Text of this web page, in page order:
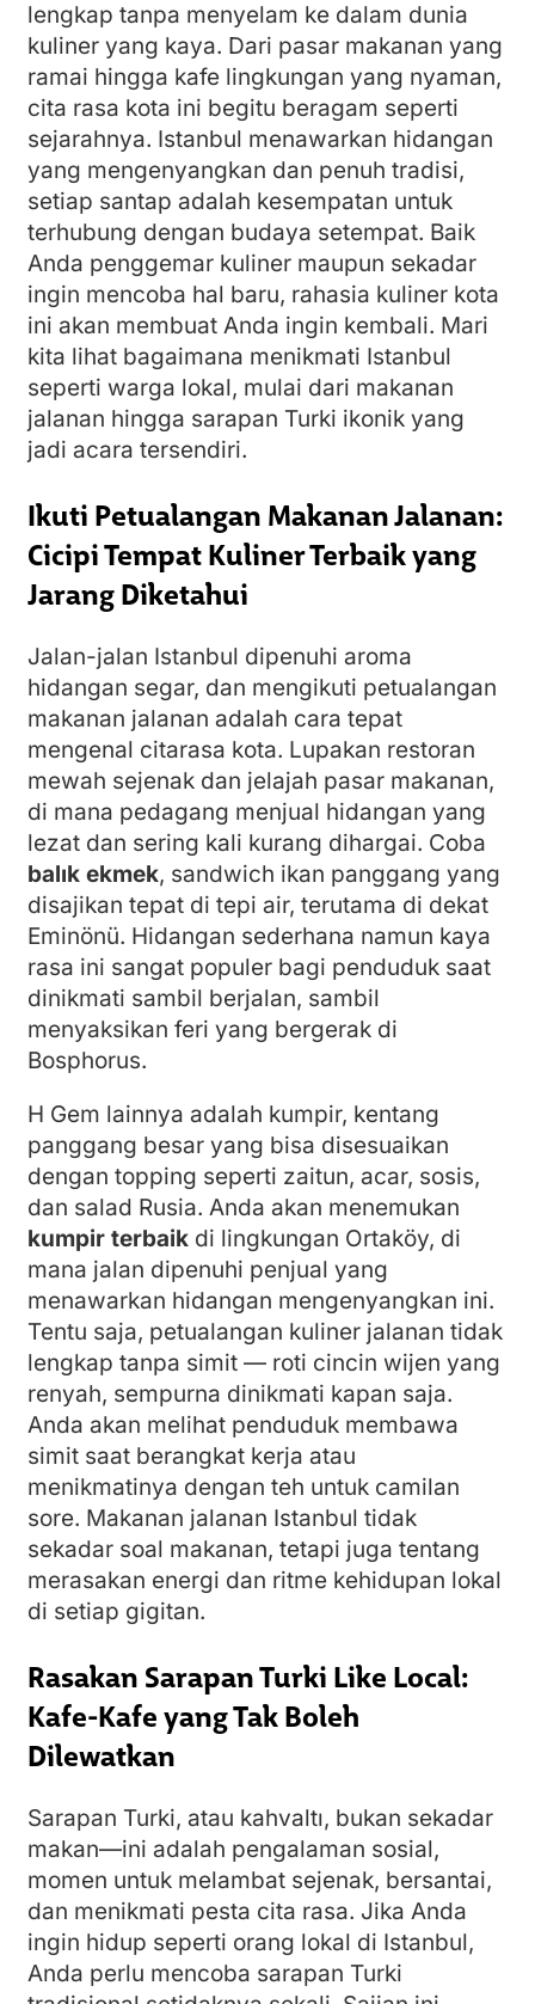
lengkap tanpa menyelam ke dalam dunia
kuliner yang kaya. Dari pasar makanan yang
ramai hingga kafe lingkungan yang nyaman,
cita rasa kota ini begitu beragam seperti
sejarahnya. Istanbul menawarkan hidangan
yang mengenyangkan dan penuh tradisi,
setiap santap adalah kesempatan untuk
terhubung dengan budaya setempat. Baik
Anda penggemar kuliner maupun sekadar
ingin mencoba hal baru, rahasia kuliner kota
ini akan membuat Anda ingin kembali. Mari
kita lihat bagaimana menikmati Istanbul
seperti warga lokal, mulai dari makanan
jalanan hingga sarapan Turki ikonik yang
jadi acara tersendiri.
Ikuti Petualangan Makanan Jalanan:
Cicipi Tempat Kuliner Terbaik yang
Jarang Diketahui
Jalan-jalan Istanbul dipenuhi aroma
hidangan segar, dan mengikuti petualangan
makanan jalanan adalah cara tepat
mengenal citarasa kota. Lupakan restoran
mewah sejenak dan jelajah pasar makanan,
di mana pedagang menjual hidangan yang
lezat dan sering kali kurang dihargai. Coba
balık ekmek, sandwich ikan panggang yang
disajikan tepat di tepi air, terutama di dekat
Eminönü. Hidangan sederhana namun kaya
rasa ini sangat populer bagi penduduk saat
dinikmati sambil berjalan, sambil
menyaksikan feri yang bergerak di
Bosphorus.
H Gem lainnya adalah kumpir, kentang
panggang besar yang bisa disesuaikan
dengan topping seperti zaitun, acar, sosis,
dan salad Rusia. Anda akan menemukan
kumpir terbaik di lingkungan Ortaköy, di
mana jalan dipenuhi penjual yang
menawarkan hidangan mengenyangkan ini.
Tentu saja, petualangan kuliner jalanan tidak
lengkap tanpa simit — roti cincin wijen yang
renyah, sempurna dinikmati kapan saja.
Anda akan melihat penduduk membawa
simit saat berangkat kerja atau
menikmatinya dengan teh untuk camilan
sore. Makanan jalanan Istanbul tidak
sekadar soal makanan, tetapi juga tentang
merasakan energi dan ritme kehidupan lokal
di setiap gigitan.
Rasakan Sarapan Turki Like Local:
Kafe-Kafe yang Tak Boleh
Dilewatkan
Sarapan Turki, atau kahvaltı, bukan sekadar
makan—ini adalah pengalaman sosial,
momen untuk melambat sejenak, bersantai,
dan menikmati pesta cita rasa. Jika Anda
ingin hidup seperti orang lokal di Istanbul,
Anda perlu mencoba sarapan Turki